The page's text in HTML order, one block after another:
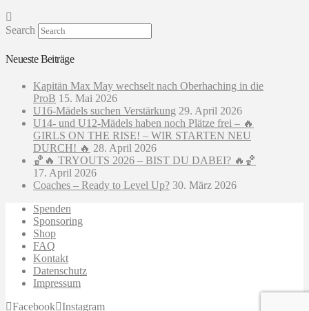
Search
Neueste Beiträge
Kapitän Max May wechselt nach Oberhaching in die
ProB 15. Mai 2026
U16-Mädels suchen Verstärkung 29. April 2026
U14- und U12-Mädels haben noch Plätze frei – 🔥
GIRLS ON THE RISE! – WIR STARTEN NEU
DURCH! 🔥 28. April 2026
🏀🔥 TRYOUTS 2026 – BIST DU DABEI? 🔥🏀
17. April 2026
Coaches – Ready to Level Up? 30. März 2026
Spenden
Sponsoring
Shop
FAQ
Kontakt
Datenschutz
Impressum
Facebook Instagram